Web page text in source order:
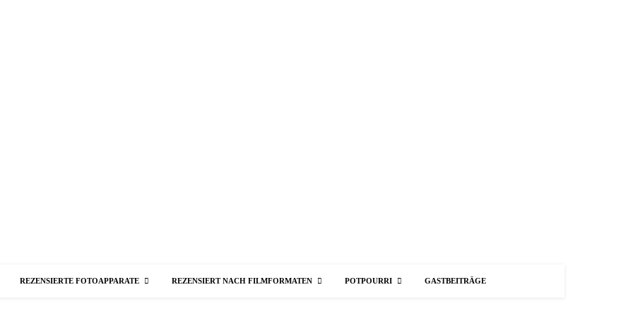
REZENSIERTE FOTOAPPARATE REZENSIERT NACH FILMFORMATEN POTPOURRI GASTBEITRÄGE